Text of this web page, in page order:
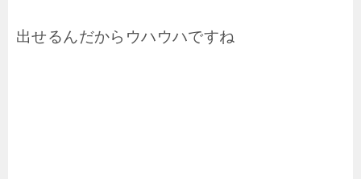
出せるんだからウハウハですね